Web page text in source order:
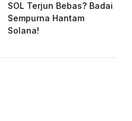
SOL Terjun Bebas? Badai
Sempurna Hantam
Solana!